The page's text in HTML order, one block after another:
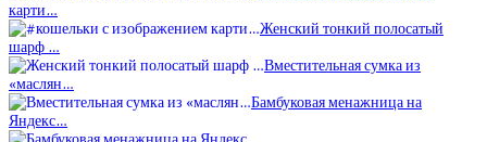
карти…
Женский тонкий полосатый
шарф …
Вместительная сумка из
«маслян…
Бамбуковая менажница на
Яндекс…